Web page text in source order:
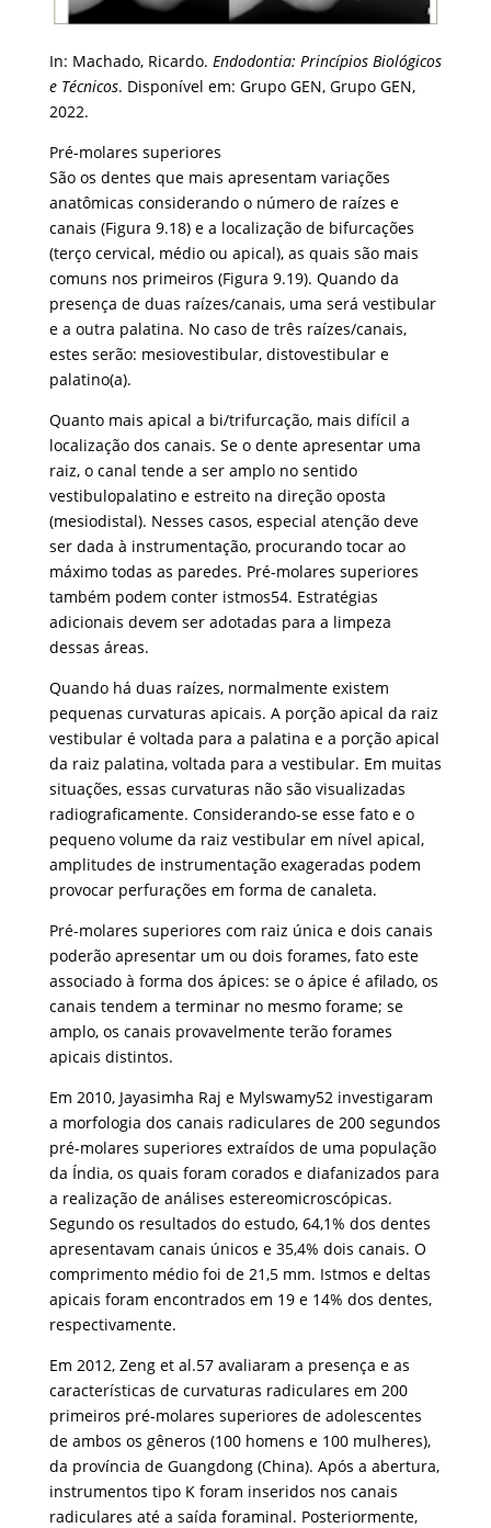
In: Machado, Ricardo. Endodontia: Princípios Biológicos
e Técnicos. Disponível em: Grupo GEN, Grupo GEN,
2022.
Pré-molares superiores
São os dentes que mais apresentam variações
anatômicas considerando o número de raízes e
canais (Figura 9.18) e a localização de bifurcações
(terço cervical, médio ou apical), as quais são mais
comuns nos primeiros (Figura 9.19). Quando da
presença de duas raízes/canais, uma será vestibular
e a outra palatina. No caso de três raízes/canais,
estes serão: mesiovestibular, distovestibular e
palatino(a).
Quanto mais apical a bi/trifurcação, mais difícil a
localização dos canais. Se o dente apresentar uma
raiz, o canal tende a ser amplo no sentido
vestibulopalatino e estreito na direção oposta
(mesiodistal). Nesses casos, especial atenção deve
ser dada à instrumentação, procurando tocar ao
máximo todas as paredes. Pré-molares superiores
também podem conter istmos54. Estratégias
adicionais devem ser adotadas para a limpeza
dessas áreas.
Quando há duas raízes, normalmente existem
pequenas curvaturas apicais. A porção apical da raiz
vestibular é voltada para a palatina e a porção apical
da raiz palatina, voltada para a vestibular. Em muitas
situações, essas curvaturas não são visualizadas
radiograficamente. Considerando-se esse fato e o
pequeno volume da raiz vestibular em nível apical,
amplitudes de instrumentação exageradas podem
provocar perfurações em forma de canaleta.
Pré-molares superiores com raiz única e dois canais
poderão apresentar um ou dois forames, fato este
associado à forma dos ápices: se o ápice é afilado, os
canais tendem a terminar no mesmo forame; se
amplo, os canais provavelmente terão forames
apicais distintos.
Em 2010, Jayasimha Raj e Mylswamy52 investigaram
a morfologia dos canais radiculares de 200 segundos
pré-molares superiores extraídos de uma população
da Índia, os quais foram corados e diafanizados para
a realização de análises estereomicroscópicas.
Segundo os resultados do estudo, 64,1% dos dentes
apresentavam canais únicos e 35,4% dois canais. O
comprimento médio foi de 21,5 mm. Istmos e deltas
apicais foram encontrados em 19 e 14% dos dentes,
respectivamente.
Em 2012, Zeng et al.57 avaliaram a presença e as
características de curvaturas radiculares em 200
primeiros pré-molares superiores de adolescentes
de ambos os gêneros (100 homens e 100 mulheres),
da província de Guangdong (China). Após a abertura,
instrumentos tipo K foram inseridos nos canais
radiculares até a saída foraminal. Posteriormente,